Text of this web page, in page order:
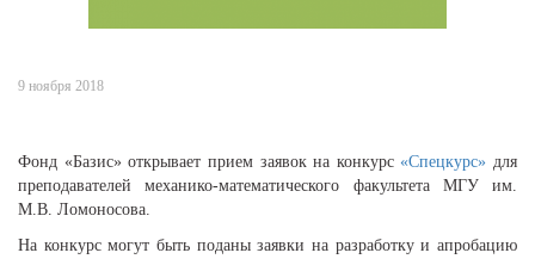
9 ноября 2018
Фонд «Базис» открывает прием заявок на конкурс«Спецкурс» для
преподавателей механико-математического факультета МГУ им.
М.В. Ломоносова.
На конкурс могут быть поданы заявки на разработку и апробацию